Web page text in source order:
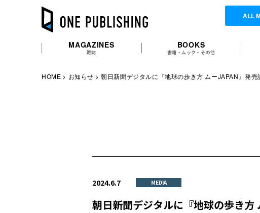
ALL
MAGAZINES
雑誌
BOOKS
書籍・ムック・その他
HOME お知らせ 朝日新聞デジタルに『地球の歩き方 ムーJAPAN』発
2024.6.7 MEDIA
朝日新聞デジタルに『地球の歩き